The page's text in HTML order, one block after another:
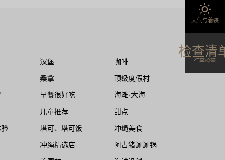
汉堡 咖啡
桑拿 顶级度假村
早餐很好吃 海滩·大海
儿童推荐 甜点
塔可、塔可饭 冲绳美食
冲绳精选店 阿古猪涮涮锅
wb_sunny
天气与着装
检查清
行李检查